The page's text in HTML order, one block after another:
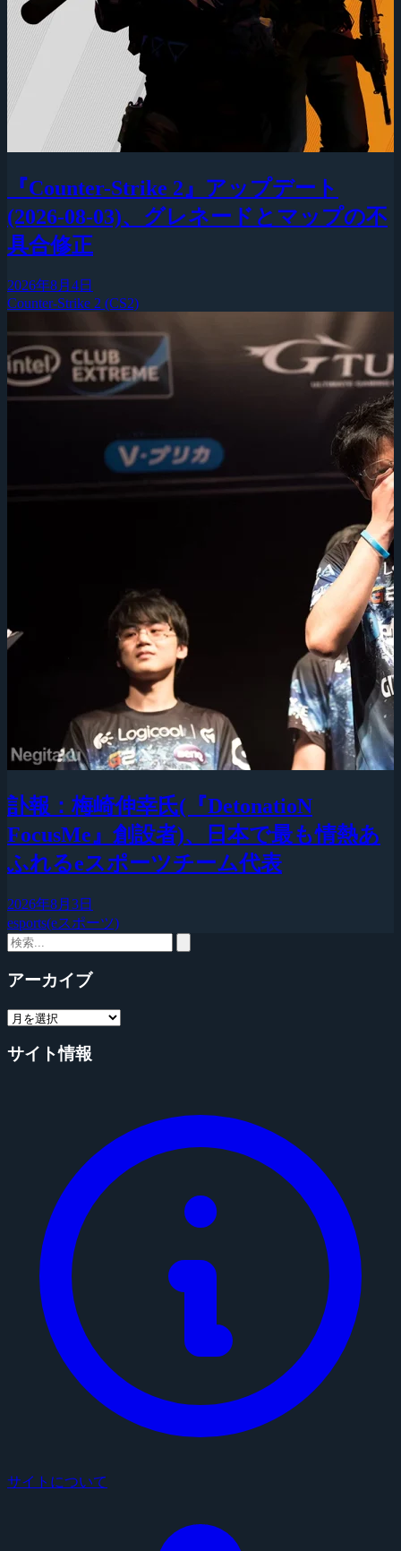
『Counter-Strike 2』アップデート
(2026-08-03)、グレネードとマップの不
具合修正
2026年8月4日
Counter-Strike 2 (CS2)
訃報：梅崎伸幸氏(『DetonatioN
FocusMe』創設者)、日本で最も情熱あ
ふれるeスポーツチーム代表
2026年8月3日
esports(eスポーツ)
アーカイブ
サイト情報
サイトについて